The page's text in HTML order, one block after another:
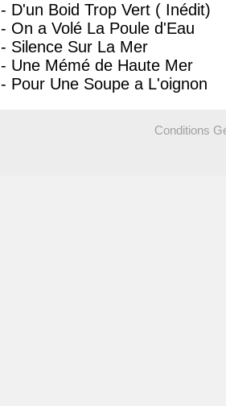
- D'un Boid Trop Vert ( Inédit)
- On a Volé La Poule d'Eau
- Silence Sur La Mer
- Une Mémé de Haute Mer
- Pour Une Soupe a L'oignon
Conditions